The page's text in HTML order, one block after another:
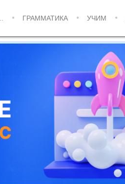
ГРАММАТИКА УЧИМ